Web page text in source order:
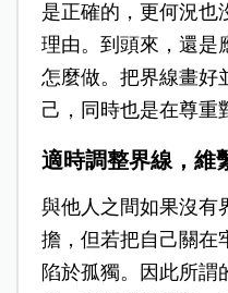
是正確的，更何況也
理由。到頭來，還是
怎麼做。把界線畫好
己，同時也是在尊重
適時調整界線，維
與他人之間如果沒有
擔，但若把自己關在
陷於孤獨。因此所謂